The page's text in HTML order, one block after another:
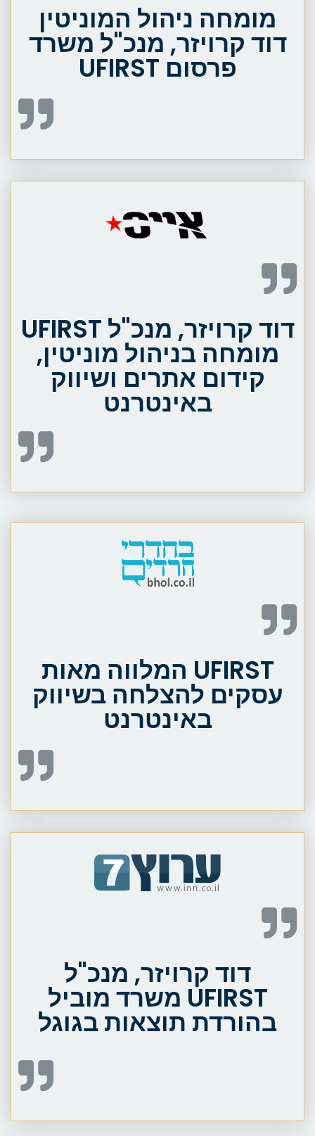
מומחה ניהול המוניטין
דוד קרויזר, מנכ"ל משרד
פרסום UFIRST
דוד קרויזר, מנכ"ל UFIRST
מומחה בניהול מוניטין,
קידום אתרים ושיווק
באינטרנט
UFIRST המלווה מאות
עסקים להצלחה בשיווק
באינטרנט
דוד קרויזר, מנכ"ל
UFIRST משרד מוביל
בהורדת תוצאות בגוגל